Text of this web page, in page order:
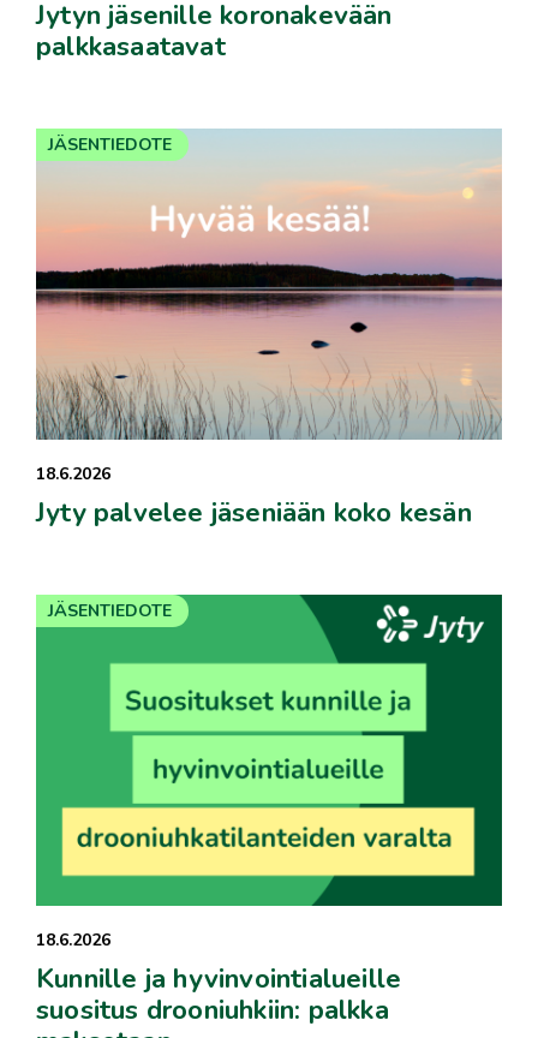
Jytyn jäsenille koronakevään
palkkasaatavat
18.6.2026
Jyty palvelee jäseniään koko kesän
JÄSENTIEDOTE
18.6.2026
Kunnille ja hyvinvointialueille
suositus drooniuhkiin: palkka
JÄSENTIEDOTE